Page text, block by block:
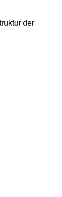
der